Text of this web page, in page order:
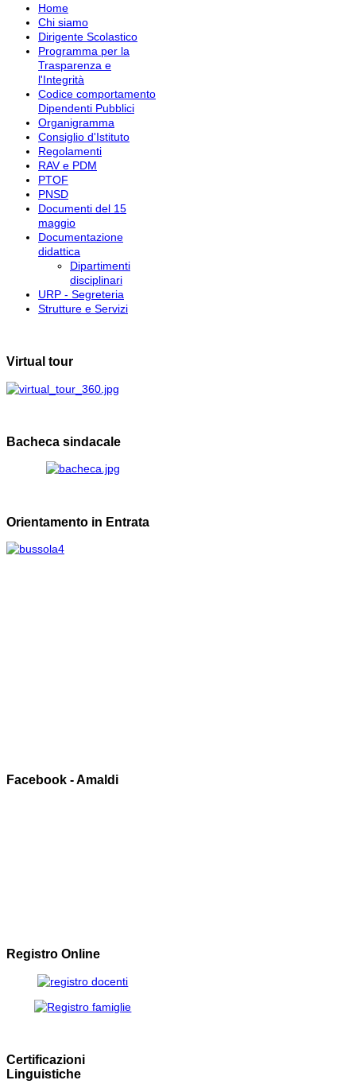
Home
Chi siamo
Dirigente Scolastico
Programma per la
Trasparenza e
l'Integrità
Codice comportamento
Dipendenti Pubblici
Organigramma
Consiglio d'Istituto
Regolamenti
RAV e PDM
PTOF
PNSD
Documenti del 15
maggio
Documentazione
didattica
Dipartimenti
disciplinari
URP - Segreteria
Strutture e Servizi
Virtual tour
Bacheca sindacale
Orientamento in Entrata
Facebook - Amaldi
Registro Online
Certificazioni
Linguistiche